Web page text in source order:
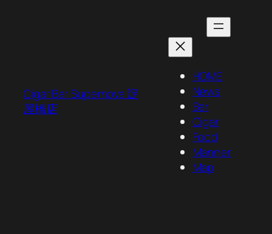
Cigar Bar Supernova 淀
屋橋店
HOME
News
Bar
Cigar
Food
Manner
Map